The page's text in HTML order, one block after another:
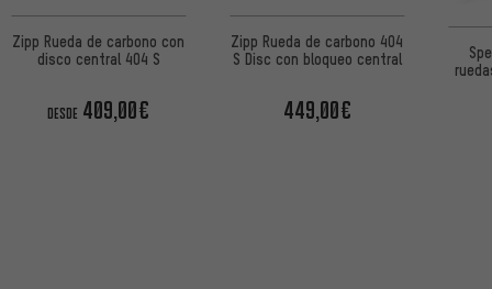
Zipp Rueda de carbono con
disco central 404 S
DESDE 409,00€
Zipp Rueda de carbono 404
S Disc con bloqueo central
449,00€